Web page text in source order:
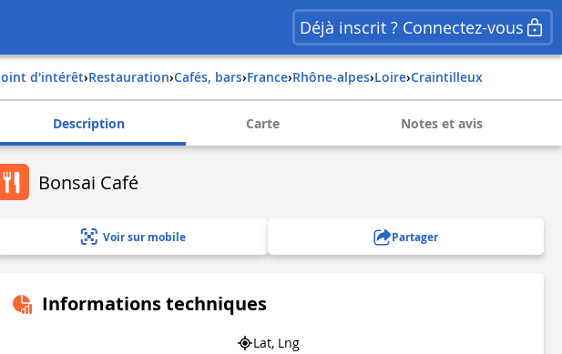
Déjà inscrit ? Connectez-vous
Point d'intérêt› Restauration› Cafés, bars› france› rhône-alpes› loire› craintilleux
Description Carte Notes et avis
Bonsai Café
Voir sur mobile Partager
Informations techniques
Lat, Lng